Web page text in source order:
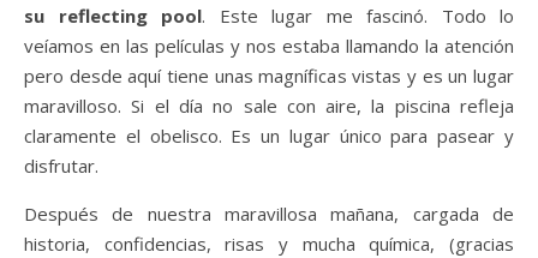
su reflecting pool. Este lugar me fascinó. Todo lo
veíamos en las películas y nos estaba llamando la atención
pero desde aquí tiene unas magníficas vistas y es un lugar
maravilloso. Si el día no sale con aire, la piscina refleja
claramente el obelisco. Es un lugar único para pasear y
disfrutar.
Después de nuestra maravillosa mañana, cargada de
historia, confidencias, risas y mucha química, (gracias